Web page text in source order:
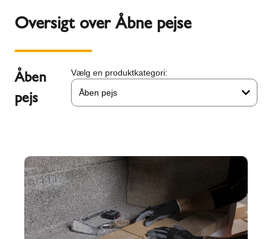
Oversigt over Åbne pejse
Åben
pejs
Vælg en produktkategori:
Åben pejs